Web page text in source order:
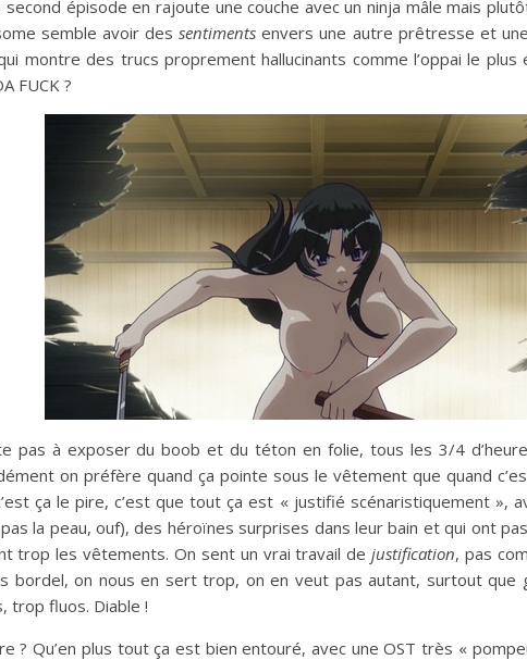
second épisode en rajoute une couche avec un ninja mâle mais
semble avoir dessentiments envers une autre prêtresse et
montre des trucs proprement hallucinants comme l’oppai le plus
FUCK ?
pas à exposer du boob et du téton en folie, tous les 3/4
on préfère quand ça pointe sous le vêtement que quand
ça le pire, c’est que tout ça est « justifié scénaristiquement »,
la peau, ouf), des héroïnes surprises dans leur bain et qui ont
trop les vêtements. On sent un vrai travail de justification, pas
bordel, on nous en sert trop, on en veut pas autant, surtout que
trop fluos. Diable !
? Qu’en plus tout ça est bien entouré, avec une OST très «